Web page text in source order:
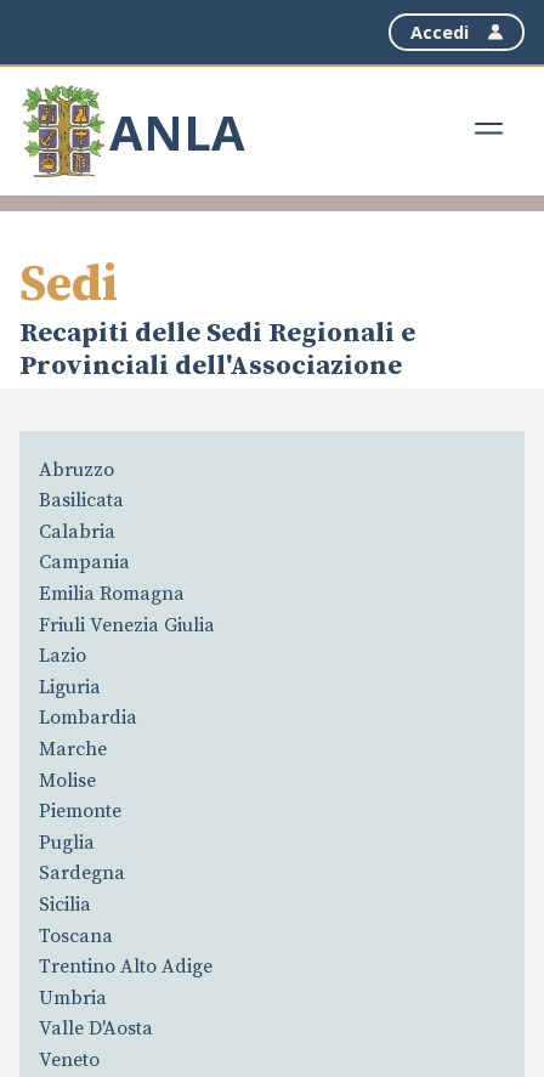
Accedi
ANLA
Sedi
Recapiti delle Sedi Regionali e
Provinciali dell'Associazione
Abruzzo
Basilicata
Calabria
Campania
Emilia Romagna
Friuli Venezia Giulia
Lazio
Liguria
Lombardia
Marche
Molise
Piemonte
Puglia
Sardegna
Sicilia
Toscana
Trentino Alto Adige
Umbria
Valle D'Aosta
Veneto